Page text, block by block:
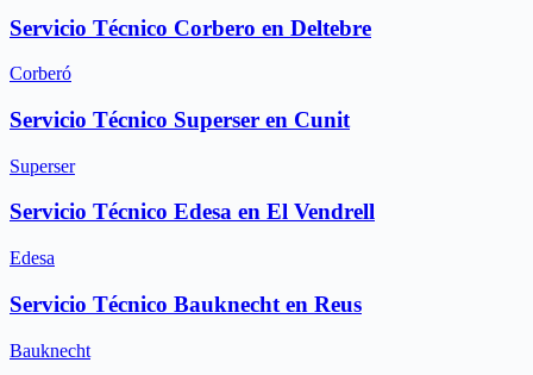
Servicio Técnico Corbero en Deltebre
Corberó
Servicio Técnico Superser en Cunit
Superser
Servicio Técnico Edesa en El Vendrell
Edesa
Servicio Técnico Bauknecht en Reus
Bauknecht